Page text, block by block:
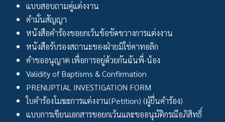
แบบสอบถามคู่แต่งงาน
คำมั่นสัญญา
หนังสือคำร้องขอยกเว้นข้อขัดขวางการแต่งงาน
หนังสือรับรองสถานะของฝ่ายมิใช่คาทอลิก
คำขออนุญาต เพื่อการอยู่ด้วยกันฉันพี่-น้อง
Validity of Baptisms & Confirmation
PRENUPTIAL INVESTIGATION FORM
ใบคำร้องโมฆะการแต่งงาน(Petition) (ผู้ยื่นคำร้อง)
แบบการเขียนเอกสารขอยกเว้นและขออนุมัติกรณีอภิสิทธิ์